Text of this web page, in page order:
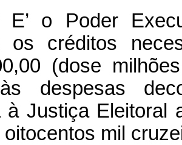
E’ o Poder
os créditos
(dose
despesas
à Justiça Eleitoral
oitocentos mil